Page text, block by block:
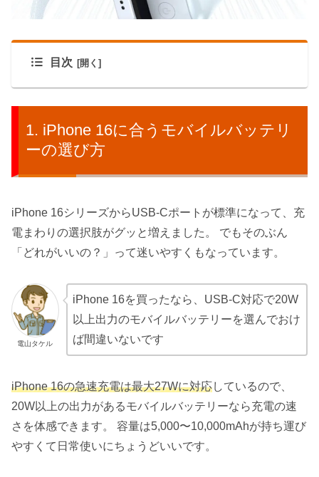
目次
iPhone 16に合うモバイルバッテリ
ーの選び方
iPhone 16シリーズからUSB-Cポートが標準になって、充
電まわりの選択肢がグッと増えました。 でもそのぶん
「どれがいいの？」って迷いやすくもなっています。
電山タケル
iPhone 16を買ったなら、USB-C対応で20W
以上出力のモバイルバッテリーを選んでおけ
ば間違いないです
iPhone 16の急速充電は最大27Wに対応しているので、
20W以上の出力があるモバイルバッテリーなら充電の速
さを体感できます。 容量は5,000〜10,000mAhが持ち運び
やすくて日常使いにちょうどいいです。